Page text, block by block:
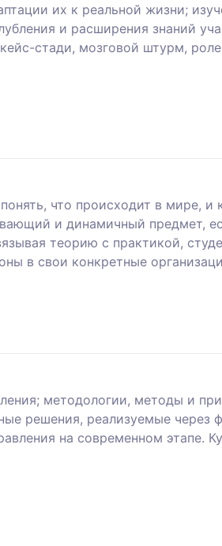
их к реальной жизни;
и расширения знаний
стади, мозговой штурм,
что происходит в мире, и
и динамичный предмет,
теорию с практикой,
в свои конкретные
методологии, методы и
решения, реализуемые через
на современном этапе.